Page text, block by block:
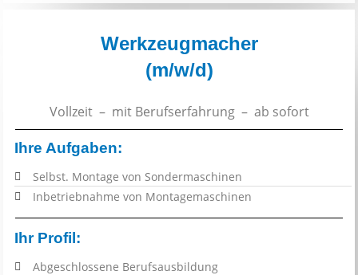
Werkzeugmacher
(m/w/d)
Vollzeit – mit Berufserfahrung – ab sofort
Ihre Aufgaben:
Selbst. Montage von Sondermaschinen
Inbetriebnahme von Montagemaschinen
Ihr Profil:
Abgeschlossene Berufsausbildung